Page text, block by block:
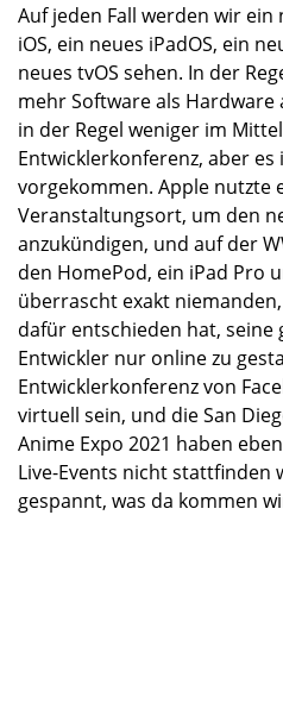
Auf jeden Fall werden wir ein
iOS, ein neues iPadOS, ein
neues tvOS sehen. In der
mehr Software als
in der Regel weniger im
Entwicklerkonferenz, aber es
vorgekommen. Apple nutzte
Veranstaltungsort, um den
anzukündigen, und auf der
den HomePod, ein iPad Pro
überrascht exakt
dafür entschieden hat, seine
Entwickler nur online zu
Entwicklerkonferenz von
virtuell sein, und die San
Anime Expo 2021 haben
Live-Events nicht stattfinden
gespannt, was da kommen